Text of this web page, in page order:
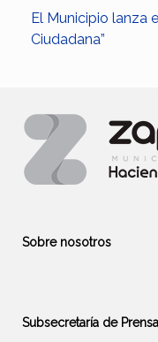
El Municipio lanza
Ciudadana”
Sobre nosotros
Subsecretaría de Prensa